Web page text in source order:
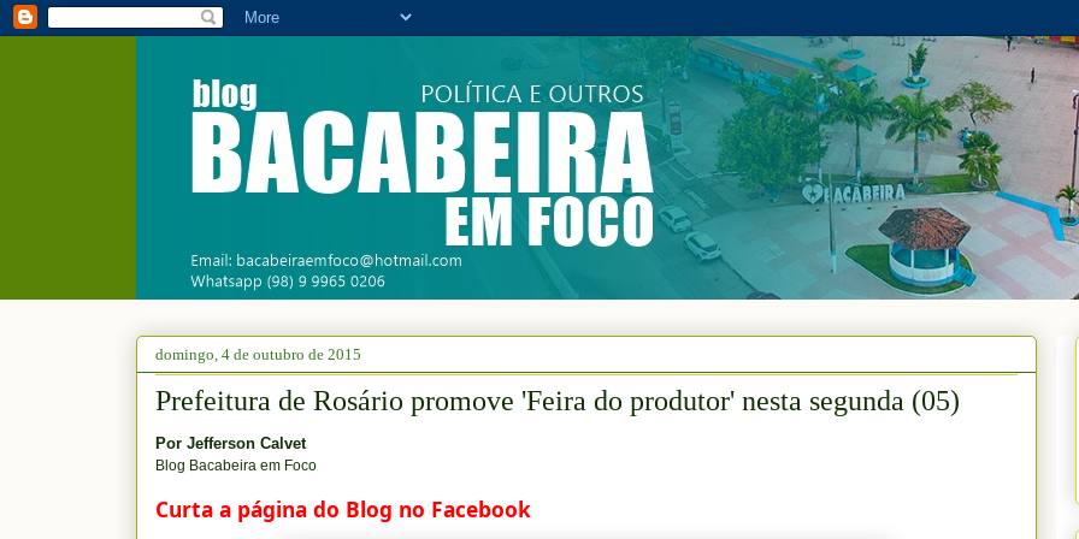
domingo, 4 de outubro de 2015
Prefeitura de Rosário promove 'Feira do produtor' nesta segunda (05)
Por Jefferson Calvet
Blog Bacabeira em Foco
Curta a página do Blog no Facebook